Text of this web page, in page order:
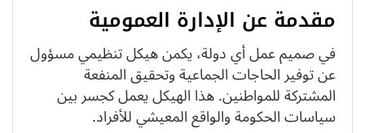
مقدمة عن الإدارة العمومية
في صميم عمل أي دولة، يكمن هيكل تنظيمي مسؤول
عن توفير الحاجات الجماعية وتحقيق المنفعة
المشتركة للمواطنين. هذا الهيكل يعمل كجسر بين
سياسات الحكومة والواقع المعيشي للأفراد.